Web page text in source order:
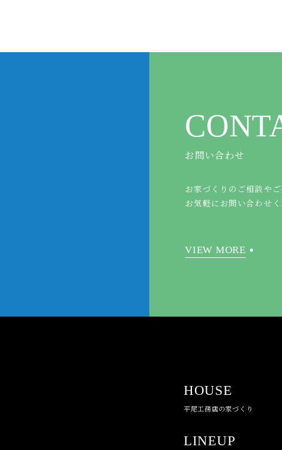
お問い合わせ
お家づくりのご相談や
お気軽にお問い合わせ
VIEW MORE
HOUSE
平尾工務店の家づくり
LINEUP